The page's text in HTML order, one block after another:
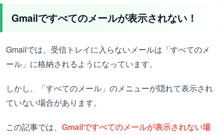
Gmailですべてのメールが表示されない！
Gmailでは、受信トレイに入らないメールは「すべてのメ
ール」に格納されるようになっています。
しかし、「すべてのメール」のメニューが隠れて表示され
ていない場合があります。
この記事では、 Gmailですべてのメールが表示されない場